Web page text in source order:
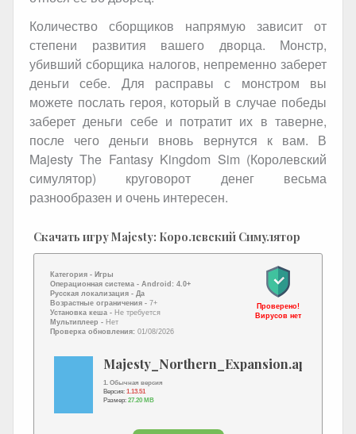
Количество сборщиков напрямую зависит от
степени развития вашего дворца. Монстр,
убивший сборщика налогов, непременно заберет
деньги себе. Для расправы с монстром вы
можете послать героя, который в случае победы
заберет деньги себе и потратит их в таверне,
после чего деньги вновь вернутся к вам. В
Majesty The Fantasy Kingdom Sim (Королевский
симулятор) круговорот денег весьма
разнообразен и очень интересен.
Скачать игру Majesty: Королевский Симулятор
Категория - Игры
Операционная система - Android: 4.0+
Русская локализация - Да
Возрастные ограничения - 7+
Установка кеша - Не требуется
Мультиплеер - Нет
Проверка обновления: 01/08/2026
Проверено!
Вирусов нет
Majesty_Northern_Expansion.apk
1. Обычная версия
Версия: 1.13.51
Размер: 27.20 MB